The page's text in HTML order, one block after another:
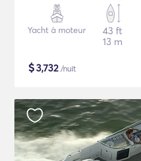
Yacht à moteur
43 ft
13 m
$3,732/nuit